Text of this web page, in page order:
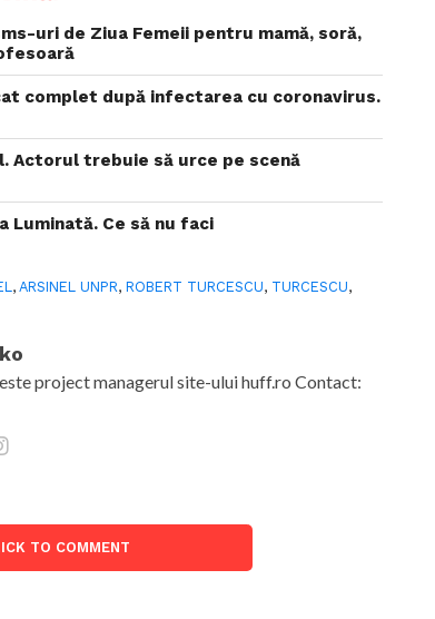
uri de Ziua Femeii pentru mamă, soră,
complet după infectarea cu coronavirus.
Actorul trebuie să urce pe scenă
Luminată. Ce să nu faci
,ARSINEL UNPR,ROBERT TURCESCU, TURCESCU,
project managerul site-ului huff.ro Contact:
TO COMMENT